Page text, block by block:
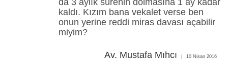
da 3 aylık sürenin dolmasına 1 ay kadar
kaldı. Kızım bana vekalet verse ben
onun yerine reddi miras davası açabilir
miyim?
Av. Mustafa Mıhcı 10 Nisan 2016